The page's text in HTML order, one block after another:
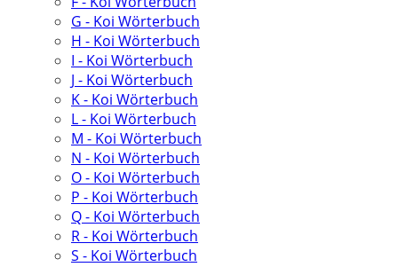
G - Koi Wörterbuch
H - Koi Wörterbuch
I - Koi Wörterbuch
J - Koi Wörterbuch
K - Koi Wörterbuch
L - Koi Wörterbuch
M - Koi Wörterbuch
N - Koi Wörterbuch
O - Koi Wörterbuch
P - Koi Wörterbuch
Q - Koi Wörterbuch
R - Koi Wörterbuch
S - Koi Wörterbuch